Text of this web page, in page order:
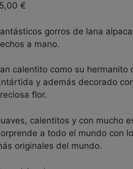
€
gorros de lana
a mano.
calentito como su hermanito
y además decorado
flor.
calentitos y con mucho
a todo el mundo con
originales del mundo.